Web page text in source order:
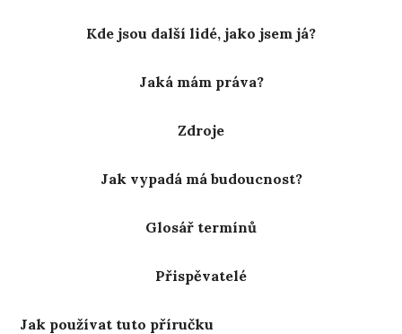
Kde jsou další lidé, jako jsem já?
Jaká mám práva?
Zdroje
Jak vypadá má budoucnost?
Glosář termínů
Přispěvatelé
Jak používat tuto příručku